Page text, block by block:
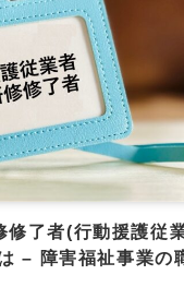
修了者(行動援護従
– 障害福祉事業の